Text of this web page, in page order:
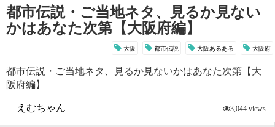
都市伝説・ご当地ネタ、見るか見ない
かはあなた次第【大阪府編】
大阪 都市伝説 大阪あるある 大阪府
都市伝説・ご当地ネタ、見るか見ないかはあなた次第【大
阪府編】
えむちゃん
3,044 views